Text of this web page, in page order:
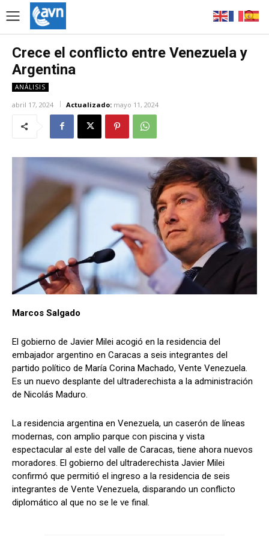
Crece el conflicto entre Venezuela y
Argentina
ANÁLISIS
abril 17, 2024 Actualizado: mayo 11, 2024
Marcos Salgado
El gobierno de Javier Milei acogió en la residencia del
embajador argentino en Caracas a seis integrantes del
partido político de María Corina Machado, Vente Venezuela.
Es un nuevo desplante del ultraderechista a la administración
de Nicolás Maduro.
La residencia argentina en Venezuela, un caserón de líneas
modernas, con amplio parque con piscina y vista
espectacular al este del valle de Caracas, tiene ahora nuevos
moradores. El gobierno del ultraderechista Javier Milei
confirmó que permitió el ingreso a la residencia de seis
integrantes de Vente Venezuela, disparando un conflicto
diplomático al que no se le ve final.